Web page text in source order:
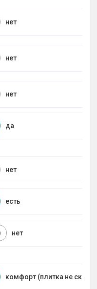
нет
нет
нет
да
нет
есть
нет
комфорт (плитка не